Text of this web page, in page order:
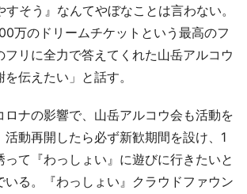
そう』なんてやぼなことは言わない。
万のドリームチケットという最高のフ
フリに全力で答えてくれた山岳アルコウ
伝えたい」と話す。
ナの影響で、山岳アルコウ会も活動を
活動再開したら必ず新歓期間を設け、1
て『わっしょい』に遊びに行きたいと
いる。『わっしょい』クラウドファウン